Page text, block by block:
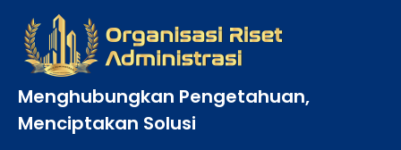
Menghubungkan Pengetahuan,
Menciptakan Solusi